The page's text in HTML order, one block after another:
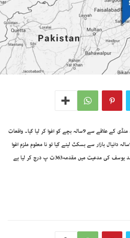
ساہیوال (این این آئی) غوثیہ کالونی تھانہ غلہ منڈی کے علاقے سے 9سالہ بچے کو اغوا کر لیا گیا۔ واقعات
کے مطابق محمد یوسف دوکاندار کا بھانجا 9سالہ دانیال بازار سے بسکٹ لینے گیا تو نا معلوم ملزم اغوا
کر کے فرار ہو گئے۔پولیس غلہ منڈی نے محمد یوسف کی مدعیت میں مقدمہ363ت پ درج کر لیا ہے